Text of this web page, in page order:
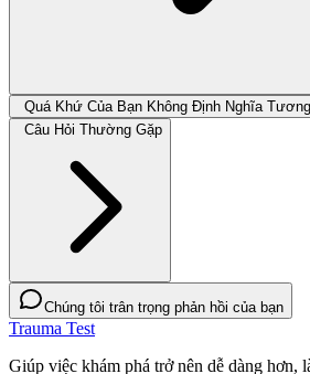
Quá Khứ Của Bạn Không Định Nghĩa
Câu Hỏi Thường Gặp
Chúng tôi trân trọng phản hồi của bạn
Trauma Test
Giúp việc khám phá trở nên dễ dàng hơn,